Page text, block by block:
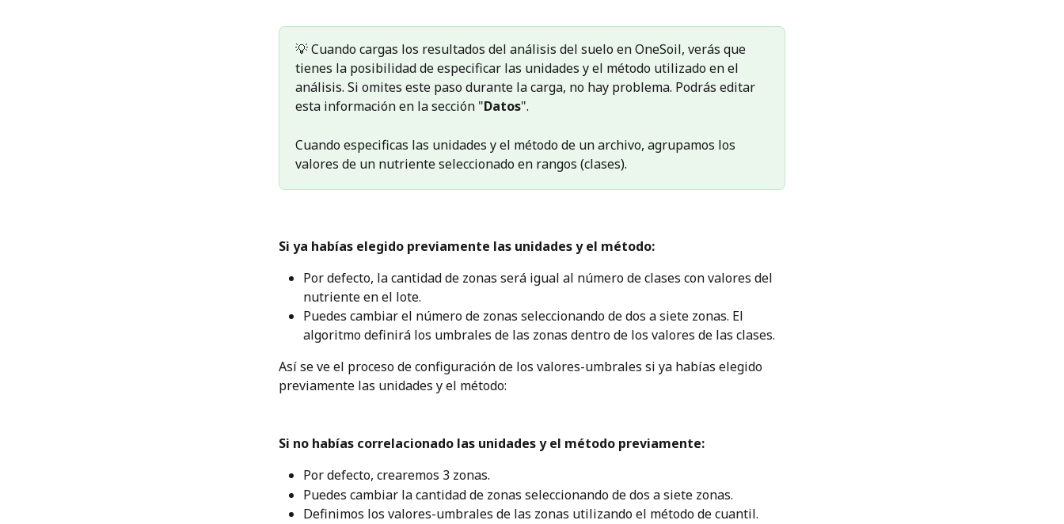
💡 Cuando cargas los resultados del análisis del suelo en OneSoil, verás que
tienes la posibilidad de especificar las unidades y el método utilizado en el
análisis. Si omites este paso durante la carga, no hay problema. Podrás editar
esta información en la sección "Datos".
Cuando especificas las unidades y el método de un archivo, agrupamos los
valores de un nutriente seleccionado en rangos (clases).
Si ya habías elegido previamente las unidades y el método:
Por defecto, la cantidad de zonas será igual al número de clases con valores del
nutriente en el lote.
Puedes cambiar el número de zonas seleccionando de dos a siete zonas. El
algoritmo definirá los umbrales de las zonas dentro de los valores de las clases.
Así se ve el proceso de configuración de los valores-umbrales si ya habías elegido
previamente las unidades y el método:
Si no habías correlacionado las unidades y el método previamente:
Por defecto, crearemos 3 zonas.
Puedes cambiar la cantidad de zonas seleccionando de dos a siete zonas.
Definimos los valores-umbrales de las zonas utilizando el método de cuantil.